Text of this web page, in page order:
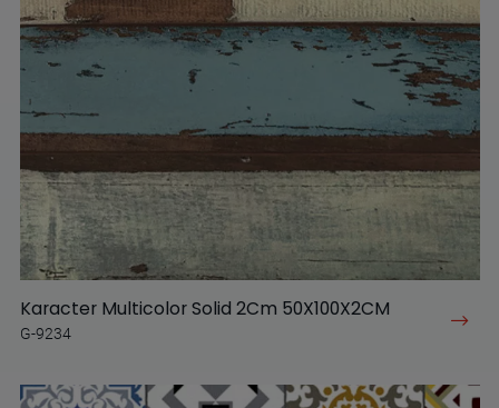
Karacter Multicolor Solid 2Cm 50X100X2CM
G-9234